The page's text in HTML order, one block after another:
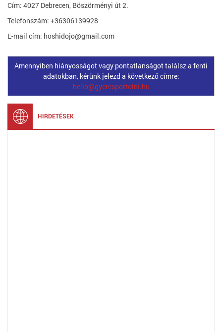
Cím: 4027 Debrecen, Böszörményi út 2.
Telefonszám: +36306139928
E-mail cím: hoshidojo@gmail.com
Amennyiben hiányosságot vagy pontatlanságot találsz a fenti
adatokban, kérünk jelezd a következő címre:
hello@gyeresportolni.hu
HIRDETÉSEK